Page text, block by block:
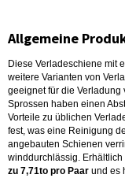
Allgemeine
Diese Verladeschiene mit
weitere Varianten von
geeignet für die Verladung
Sprossen haben einen
Vorteile zu üblichen
fest, was eine Reinigung
angebauten Schienen
winddurchlässig.
zu 7,71to pro Paar und es